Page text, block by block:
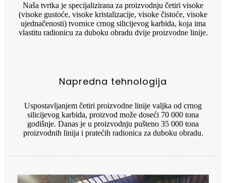
Naša tvrtka je specijalizirana za proizvodnju četiri visoke
(visoke gustoće, visoke kristalizacije, visoke čistoće, visoke
ujednačenosti) tvornice crnog silicijevog karbida, koja ima
vlastitu radionicu za duboku obradu dvije proizvodne linije.
Napredna tehnologija
Uspostavljanjem četiri proizvodne linije valjka od crnog
silicijevog karbida, proizvod može doseći 70 000 tona
godišnje. Danas je u proizvodnju pušteno 35 000 tona
proizvodnih linija i pratećih radionica za duboku obradu.